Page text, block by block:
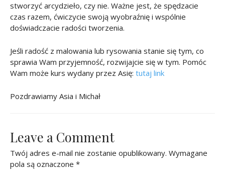
stworzyć arcydzieło, czy nie. Ważne jest, że spędzacie
czas razem, ćwiczycie swoją wyobraźnię i wspólnie
doświadczacie radości tworzenia.
Jeśli radość z malowania lub rysowania stanie się tym, co
sprawia Wam przyjemność, rozwijajcie się w tym. Pomóc
Wam może kurs wydany przez Asię: tutaj link
Pozdrawiamy Asia i Michał
Leave a Comment
Twój adres e-mail nie zostanie opublikowany. Wymagane
pola są oznaczone *